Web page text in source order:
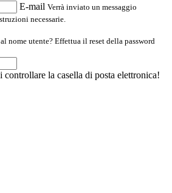
E-mail Verrà inviato un messaggio
necessarie.
nome utente? Effettua il reset della password
la casella di posta elettronica!